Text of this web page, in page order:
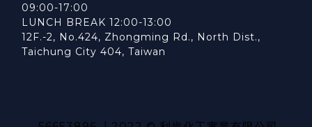
09:00-17:00
LUNCH BREAK 12:00-13:00
12F.-2, No.424, Zhongming Rd., North Dist.,
Taichung City 404, Taiwan